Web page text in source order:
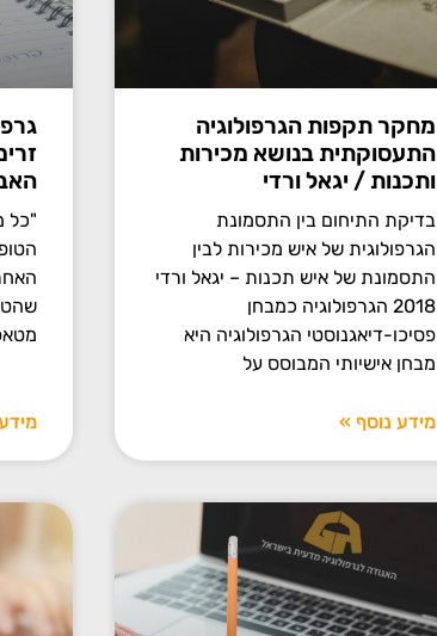
מחקר תקפות הגרפולוגיה
התעסוקתית בנושא מכירות
ותכנות / יגאל ורדי
בדיקת התיחום בין התסמונת
הגרפולוגית של איש מכירות לבין
התסמונת של איש תכנות – יגאל ורדי
2018 הגרפולוגיה כמבחן
פסיכו-דיאגנוסטי הגרפולוגיה היא
מבחן אישיותי המבוסס על
מידע נוסף »
"כל